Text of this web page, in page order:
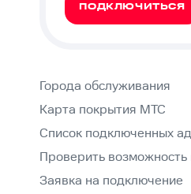
ПОДКЛЮЧИТЬСЯ
Города обслуживания
Карта покрытия МТС
Список подключенных
Проверить
Заявка на подключение